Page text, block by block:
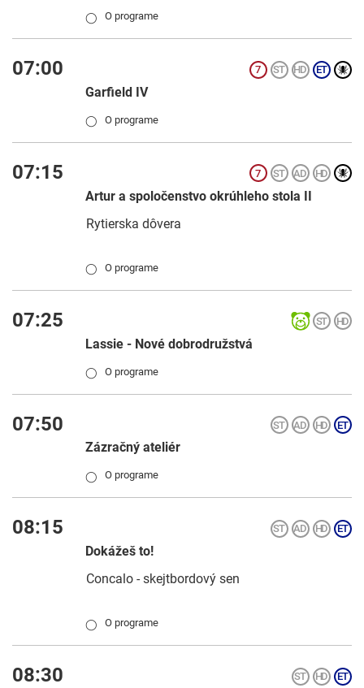
◯ O programe
07:00
Garfield IV
◯ O programe
07:15
Artur a spoločenstvo okrúhleho stola II
Rytierska dôvera
◯ O programe
07:25
Lassie - Nové dobrodružstvá
◯ O programe
07:50
Zázračný ateliér
◯ O programe
08:15
Dokážeš to!
Concalo - skejtbordový sen
◯ O programe
08:30